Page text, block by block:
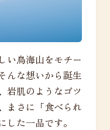
い鳥海山をモチー
んな想いから誕生
岩肌のようなゴツ
まさに「食べられ
た一品です。